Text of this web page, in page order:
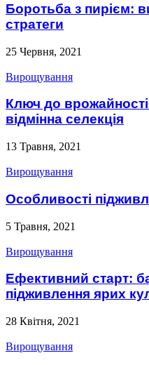
Боротьба з пирієм:
стратеги
25 Червня, 2021
Вирощування
Ключ до
відмінна селекція
13 Травня, 2021
Вирощування
Особливості
5 Травня, 2021
Вирощування
Ефективний старт:
підживлення ярих
28 Квітня, 2021
Вирощування